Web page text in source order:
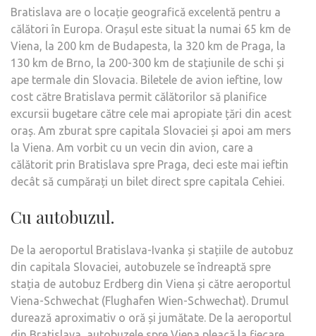
Bratislava are o locație geografică excelentă pentru a
călători în Europa. Orașul este situat la numai 65 km de
Viena, la 200 km de Budapesta, la 320 km de Praga, la
130 km de Brno, la 200-300 km de stațiunile de schi și
ape termale din Slovacia. Biletele de avion ieftine, low
cost către Bratislava permit călătorilor să planifice
excursii bugetare către cele mai apropiate țări din acest
oraș. Am zburat spre capitala Slovaciei și apoi am mers
la Viena. Am vorbit cu un vecin din avion, care a
călătorit prin Bratislava spre Praga, deci este mai ieftin
decât să cumpărați un bilet direct spre capitala Cehiei.
Cu autobuzul.
De la aeroportul Bratislava-Ivanka și stațiile de autobuz
din capitala Slovaciei, autobuzele se îndreaptă spre
stația de autobuz Erdberg din Viena și către aeroportul
Viena-Schwechat (Flughafen Wien-Schwechat). Drumul
durează aproximativ o oră și jumătate. De la aeroportul